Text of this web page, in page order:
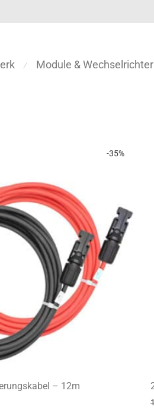
⁄ Module & Wechselrichter
-35%
– 12m
war: 1.389,00 €
Preis ist: 899,00 €.